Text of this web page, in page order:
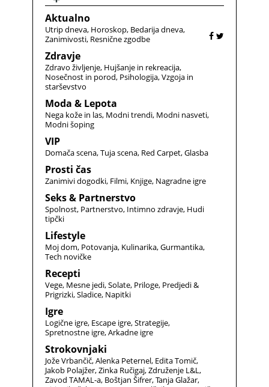
Aktualno
Utrip dneva Horoskop Bedarija dneva
Zanimivosti Resnične zgodbe
Zdravje
Zdravo življenje Hujšanje in rekreacija
Nosečnost in porod Psihologija Vzgoja in
starševstvo
Moda & Lepota
Nega kože in las Modni trendi Modni nasveti
Modni šoping
VIP
Domača scena Tuja scena Red Carpet Glasba
Prosti čas
Zanimivi dogodki Filmi Knjige Nagradne igre
Seks & Partnerstvo
Spolnost Partnerstvo Intimno zdravje Hudi
tipčki
Lifestyle
Moj dom Potovanja Kulinarika Gurmantika
Tech novičke
Recepti
Vege Mesne jedi Solate Priloge Predjedi &
Prigrizki Sladice Napitki
Igre
Logične igre Escape igre Strategije
Spretnostne igre Arkadne igre
Strokovnjaki
Jože Vrbančič Alenka Peternel Edita Tomič
Jakob Polajžer Zinka Ručigaj Združenje L&L
Zavod TAMAL-a Boštjan Šifrer Tanja Glažar